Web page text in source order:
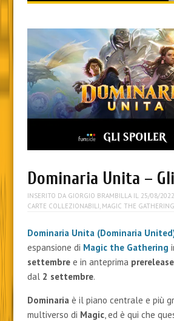
content
Dominaria Unita –
INSERITO DA GIORGIO BRAMBILLAIL 25/08/2022
CARTE COLLEZIONABILI, MAGIC THE GATHERING
Dominaria Unita (Dominaria
espansione di Magic the Gathering
settembree in anteprima prerelease
dal 2 settembre.
Dominaria è il piano centrale e più
multiverso di Magic, ed è qui che